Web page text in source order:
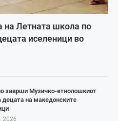
на Летната школа по
иселеници во
заврши Музичко-етнолошкиот
децата на македонските
2026